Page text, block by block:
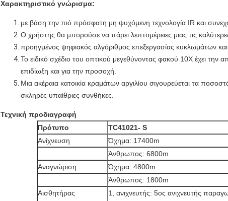
Χαρακτηριστικό γνώρισμα:
με βάση την πιό πρόσφατη μη ψυχόμενη τεχνολογία IR και
Ο χρήστης θα μπορούσε να πάρει λεπτομέρειες μιας τις
προηγμένος ψηφιακός αλγόριθμος επεξεργασίας κυκλωμάτων και
Το ειδικό σχέδιο του οπτικού μεγεθύνοντας φακού 10X έχει την
επιδίωξη και για την προσοχή.
Μια ακέραια κατοικία κραμάτων αργιλίου σιγουρεύεται τα
σκληρές υπαίθριες συνθήκες.
Τεχνική προδιαγραφή
Πρότυπο
TC41021- S
Ανίχνευση
Όχημα: 17400m
Άνθρωπος: 6800m
Αναγνώριση
Όχημα: 4800m
Άνθρωπος: 1800m
Αισθητήρας
1, ανιχνευτής: 5ος ανιχνευτής